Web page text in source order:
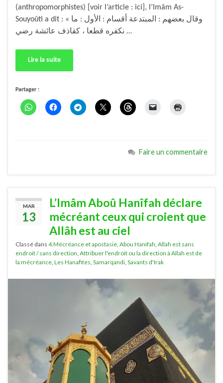
(anthropomorphistes) [voir l’article : ici], l’Imâm As-
Souyoûti a dit : « وقال بعضهم : المبتدعة أقسام : الأول : ما
نكفره قطعا ، كقاذف عائشة رضي …
Lire la suite
Partager :
Faire un commentaire
MAR
13
L’Imâm Aboû Hanîfah déclare
mécréant ceux qui croient que
Allâh est au ciel
Classé dans 4.Mécréance et apostasie Abou Hanifah Allah est sans
endroit / sans direction Attribuer l'endroit ou la direction à Allah est de
la mécréance Les Hanafites Samarqandi Savants d'Irak